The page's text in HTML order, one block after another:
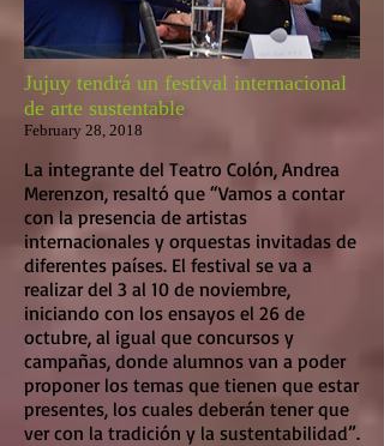
Jujuy tendrá un festival internacional
de arte sustentable
February 28, 2018
La integrante del Teatro Colón, Andrea
Merenzon, resaltó que “Vamos a contar
con la presencia de artistas
internacionales y orquestas invitadas de
diferentes países. El festival se va a
realizar del 3 al 10 de noviembre,
iniciando con los ensayos el 26 de
octubre, al igual que concursos y
campañas, donde alumnos van a poder
proponer los temas que tienen que estar
presentes, los cuales deberán tener que
ver con la tradición y la sustentabilidad”.